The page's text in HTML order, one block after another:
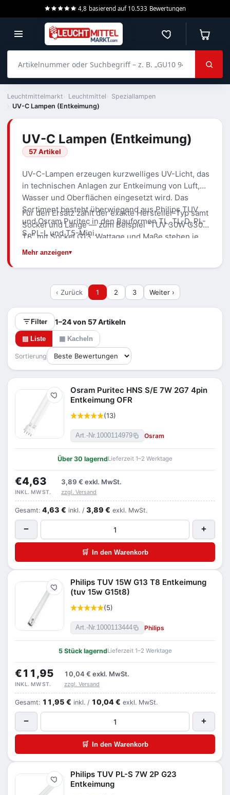
4,8 basierend auf 10.533 Bewertungen
Merkzettel
Leuchtmittelmarkt Leuchtmittel
Speziallampen
UV-C Lampen (Entkeimung)
UV-C Lampen (Entkeimung)
57 Artikel
UV-C-Lampen erzeugen kurzwelliges UV-Licht, das
in technischen Anlagen zur Entkeimung von Luft,
Wasser und Oberflächen eingesetzt wird. Das
Sortiment besteht überwiegend aus Philips TUV
und Osram Puritec in den Bauformen TL, TL-D, PL-
S, PL-L und T5-Mini.
Für den Ersatz zählt der exakte Hersteller-Typ samt
Sockel und Länge — zum Beispiel "TUV 30W G30
T8" mit Sockel G13. Wattage und Maße stehen je
Artikel im Datenblatt.
Mehr anzeigen
‹ Zurück 1 2 3 Weiter ›
Filter 1–24 von 57 Artikeln
▤ Liste ▦ Kacheln
Sortierung
Merken
Osram Puritec HNS S/E 7W 2G7 4pin
Entkeimung OFR
(13)
Art.-Nr.1000114979 Osram
Über 30 lagerndLieferzeit 1–2 Werktage
€4,63 3,89 € exkl. MwSt.
INKL. MWST. zzgl. Versand
Gesamt: 4,63 € inkl. / 3,89 € exkl. MwSt.
− +
🛒 In den Warenkorb
Merken
Philips TUV 15W G13 T8 Entkeimung
(tuv 15w G15t8)
(5)
Art.-Nr.1000113444 Philips
5 Stück lagerndLieferzeit 1–2 Werktage
€11,95 10,04 € exkl. MwSt.
INKL. MWST. zzgl. Versand
Gesamt: 11,95 € inkl. / 10,04 € exkl. MwSt.
− +
🛒 In den Warenkorb
Merken
Philips TUV PL-S 7W 2P G23
Entkeimung